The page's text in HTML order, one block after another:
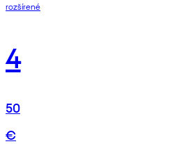
rozšírené
4
50
€